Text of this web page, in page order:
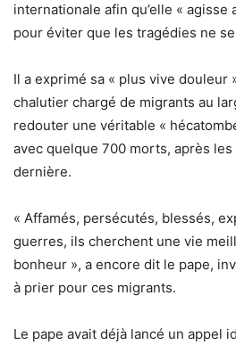
internationale afin qu’elle «
pour éviter que les tragédies ne
Il a exprimé sa « plus vive douleur
chalutier chargé de migrants au
redouter une véritable «
avec quelque 700 morts, après
dernière.
« Affamés, persécutés, blessés,
guerres, ils cherchent une vie
bonheur », a encore dit le pape,
à prier pour ces migrants.
Le pape avait déjà lancé un appel